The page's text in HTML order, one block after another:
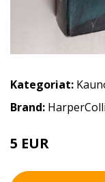
Kategoriat:
Brand:
5 EUR